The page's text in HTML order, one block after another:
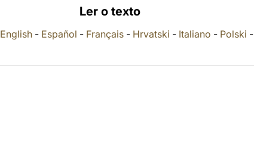
Ler o texto
English- Español - Français- Hrvatski - Italiano - Polski -